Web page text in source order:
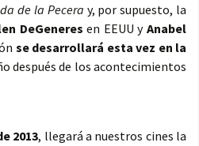
de la Pecera y, por supuesto, la
DeGeneres en EEUU yAnabel
se desarrollará esta vez en la
después de los acontecimientos
2013, llegará a nuestros cines la